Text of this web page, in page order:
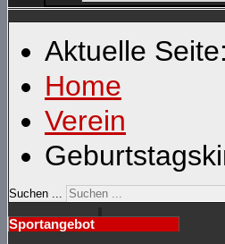
Aktuelle
Home
Verein
Suchen ...
Sportangebot